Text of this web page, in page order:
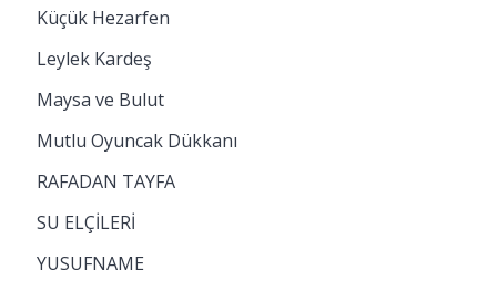
Küçük Hezarfen
Leylek Kardeş
Maysa ve Bulut
Mutlu Oyuncak Dükkanı
RAFADAN TAYFA
SU ELÇİLERİ
YUSUFNAME